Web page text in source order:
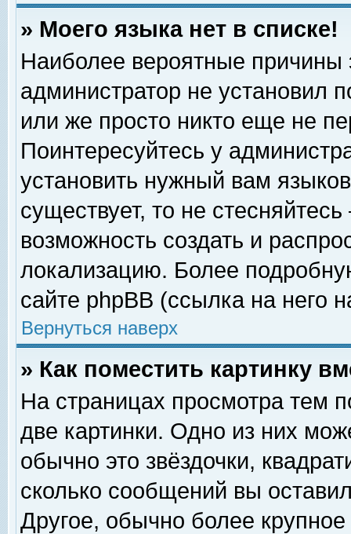
» Моего языка нет в списке!
Наиболее вероятные причины
администратор не установил
или же просто никто еще не
Поинтересуйтесь у
установить нужный вам
существует, то не
возможность создать и
локализацию. Более
сайте phpBB (ссылка на него
Вернуться наверх
» Как поместить картинку
На страницах просмотра тем
две картинки. Одно из них
обычно это звёздочки,
сколько сообщений вы
Другое, обычно более